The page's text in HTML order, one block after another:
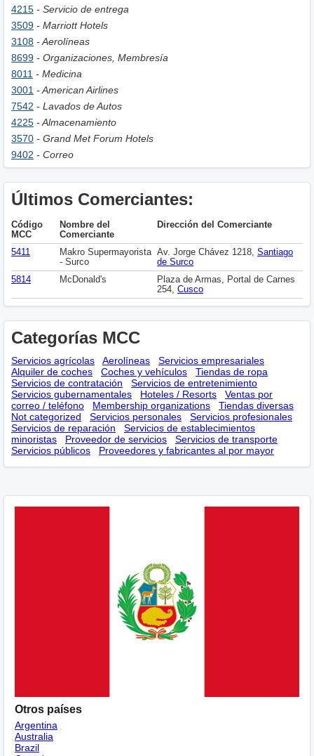
4215 - Servicio de entrega
3509 - Marriott Hotels
3108 - Aerolíneas
8699 - Organizaciones, Membresía
8011 - Medicina
3001 - American Airlines
7542 - Lavados de Autos
4225 - Almacenamiento
3570 - Grand Met Forum Hotels
9402 - Correo
Últimos Comerciantes:
Código
MCC
Nombre del
Comerciante
Dirección del Comerciante
5411
Makro Supermayorista
- Surco
Av. Jorge Chávez 1218, Santiago
de Surco
5814
McDonald's
Plaza de Armas, Portal de Carnes
254, Cusco
Categorías MCC
Servicios agrícolas Aerolíneas
Servicios empresariales
Alquiler de coches
Coches y vehículos
Tiendas de ropa
Servicios de contratación
Servicios de entretenimiento
Servicios gubernamentales
Hoteles / Resorts
Ventas por
correo / teléfono
Membership оrganizations
Tiendas diversas
Not categorized
Servicios personales
Servicios profesionales
Servicios de reparación
Servicios de establecimientos
minoristas
Proveedor de servicios
Servicios de transporte
Servicios públicos
Proveedores y fabricantes al por mayor
Otros países
Argentina
Australia
Brazil